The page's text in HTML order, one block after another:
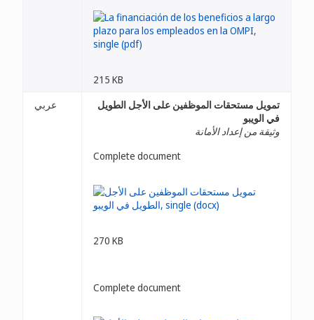
215 KB
عربي
تمويل مستحقات الموظفين على الأجل الطويل
في الويبو
وثيقة من إعداد الأمانة
Complete document
270 KB
Complete document